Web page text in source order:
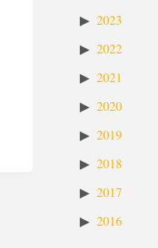
2023
2022
2021
2020
2019
2018
2017
2016